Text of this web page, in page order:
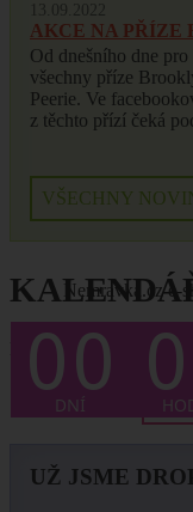
13.09.2022
AKCE NA PŘÍZE
Od dnešního dne
všechny příze
Peerie. Ve
z těchto přízí čeká
VŠECHNY
Nemravka.cz e-
Není plánován žádný
...
UŽ JSME